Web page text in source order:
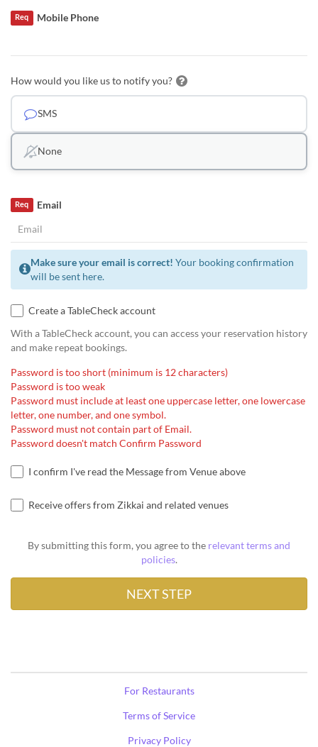
Mobile Phone
Req
How would you like us to notify you?
SMS
None
Email
Req
Make sure your email is correct! Your booking confirmation
will be sent here.
Create a TableCheck account
With a TableCheck account, you can access your reservation history
and make repeat bookings.
Password is too short (minimum is 12 characters)
Password is too weak
Password must include at least one uppercase letter, one lowercase
letter, one number, and one symbol.
Password must not contain part of Email.
Password doesn't match Confirm Password
I confirm I've read the Message from Venue above
Receive offers from Zikkai and related venues
By submitting this form, you agree to the relevant terms and
policies.
For Restaurants
Terms of Service
Privacy Policy